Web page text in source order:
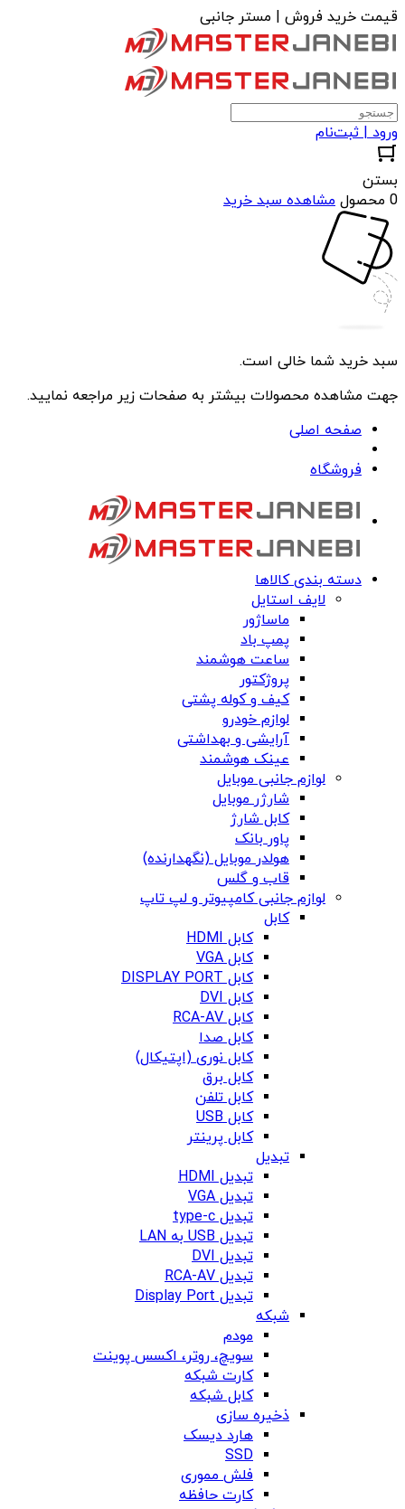
قیمت خرید فروش | مستر جانبی
ورود | ثبت‌نام
بستن
0 محصول
مشاهده سبد خرید
سبد خرید شما خالی است.
جهت مشاهده محصولات بیشتر به صفحات زیر مراجعه نمایید.
صفحه اصلی
فروشگاه
دسته بندی کالاها
لایف استایل
ماساژور
پمپ باد
ساعت هوشمند
پروژکتور
کیف و کوله پشتی
لوازم خودرو
آرایشی و بهداشتی
عینک هوشمند
لوازم جانبی موبایل
شارژر موبایل
کابل شارژ
پاور بانک
هولدر موبایل (نگهدارنده)
قاب و گلس
لوازم جانبی کامپیوتر و لپ تاپ
کابل
کابل HDMI
کابل VGA
کابل DISPLAY PORT
کابل DVI
کابل RCA-AV
کابل صدا
کابل نوری (اپتیکال)
کابل برق
کابل تلفن
کابل USB
کابل پرینتر
تبدیل
تبدیل HDMI
تبدیل VGA
تبدیل type-c
تبدیل USB به LAN
تبدیل DVI
تبدیل RCA-AV
تبدیل Display Port
شبکه
مودم
سویچ، روتر، اکسس پوینت
کارت شبکه
کابل شبکه
ذخیره سازی
هارد دیسک
SSD
فلش مموری
کارت حافظه